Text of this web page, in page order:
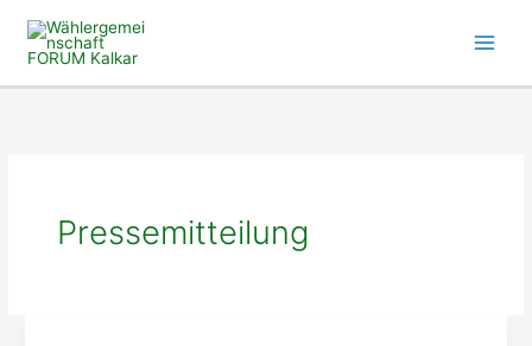
Inhalt
Pressemitteilung